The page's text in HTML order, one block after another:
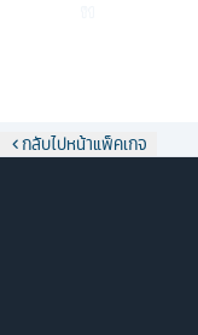
กลับไปหน้าแพ็คเกจ